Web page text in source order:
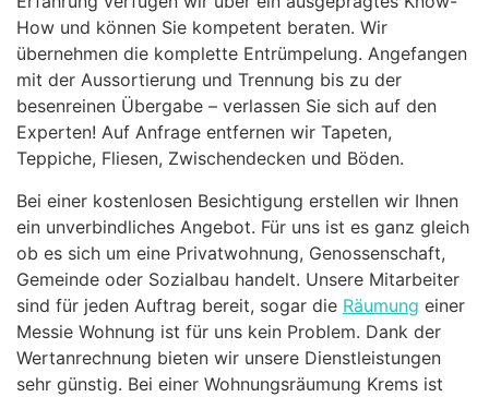
How und können Sie kompetent beraten. Wir
übernehmen die komplette Entrümpelung. Angefangen
mit der Aussortierung und Trennung bis zu der
besenreinen Übergabe – verlassen Sie sich auf den
Experten! Auf Anfrage entfernen wir Tapeten,
Teppiche, Fliesen, Zwischendecken und Böden.
Bei einer kostenlosen Besichtigung erstellen wir Ihnen
ein unverbindliches Angebot. Für uns ist es ganz gleich
ob es sich um eine Privatwohnung, Genossenschaft,
Gemeinde oder Sozialbau handelt. Unsere Mitarbeiter
sind für jeden Auftrag bereit, sogar die Räumung einer
Messie Wohnung ist für uns kein Problem. Dank der
Wertanrechnung bieten wir unsere Dienstleistungen
sehr günstig. Bei einer Wohnungsräumung Krems ist